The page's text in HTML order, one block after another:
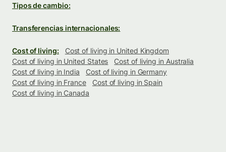
Tipos de cambio:
Transferencias internacionales:
Cost of living:
Cost of living in United Kingdom
Cost of living in United States
Cost of living in Australia
Cost of living in India
Cost of living in Germany
Cost of living in France
Cost of living in Spain
Cost of living in Canada